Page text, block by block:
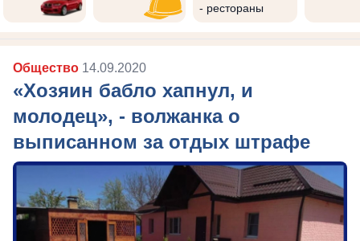
- рестораны
Общество 14.09.2020
«Хозяин бабло хапнул, и
молодец», - волжанка о
выписанном за отдых штрафе